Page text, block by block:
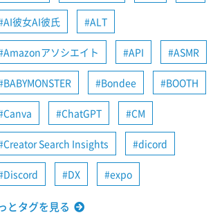
AI彼女AI彼氏 ALT
Amazonアソシエイト API ASMR
BABYMONSTER Bondee BOOTH
Canva ChatGPT CM
Creator Search Insights dicord
Discord DX expo
とタグを見る